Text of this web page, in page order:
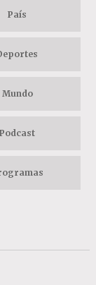
País
Mundo
Podcast